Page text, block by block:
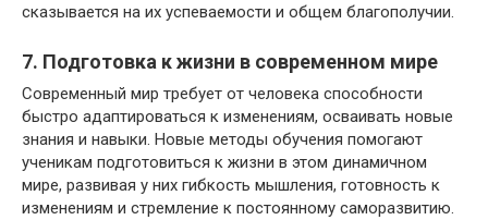
сказывается на их успеваемости и общем благополучии.
7. Подготовка к жизни в современном мире
Современный мир требует от человека способности
быстро адаптироваться к изменениям, осваивать новые
знания и навыки. Новые методы обучения помогают
ученикам подготовиться к жизни в этом динамичном
мире, развивая у них гибкость мышления, готовность к
изменениям и стремление к постоянному саморазвитию.